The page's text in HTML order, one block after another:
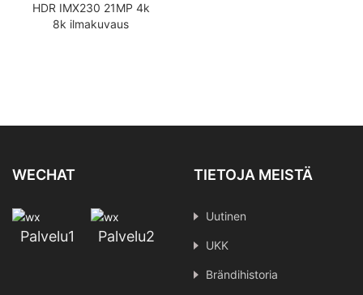
HDR IMX230 21MP 4k
8k ilmakuvaus
WECHAT
Palvelu1 Palvelu2
TIETOJA MEISTÄ
Uutinen
UKK
Brändihistoria